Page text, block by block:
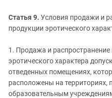
Статья 9. Условия продажи и
продукции эротического
1. Продажа и распространение
эротического характера
отведенных помещениях,
расположены на территориях,
образовательным